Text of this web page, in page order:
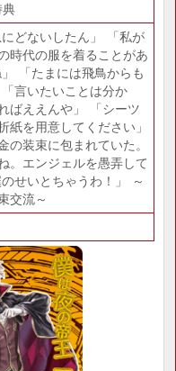
典
にどないしたん」 「私が
時代の服を着ることがあ
「たまには飛鳥からも
言いたいことは分か
ばええんや」 「シーツ
紙を用意してください」
の装束に包まれていた。
。エンジェルを愚弄して
せいとちゃうわ！」 ～
交流～